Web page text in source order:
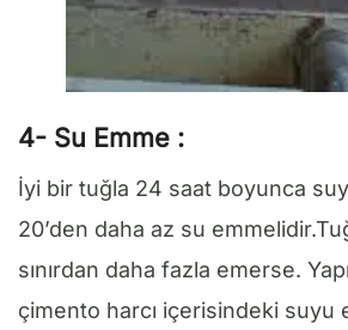
4- Su Emme :
İyi bir tuğla 24 saat boyunca
20’den daha az su emmelidir.
sınırdan daha fazla emerse.
çimento harcı içerisindeki suyu